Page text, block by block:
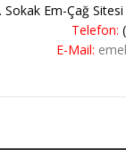
Sokak Em-Çağ
Telefon:
E-Mail: